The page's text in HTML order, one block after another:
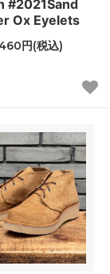
#2021Sand
Ox Eyelets
円(税込)